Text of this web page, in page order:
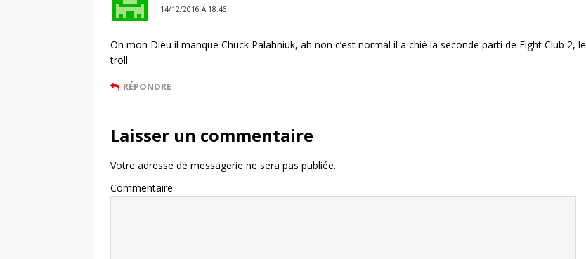
14/12/2016 Á 18:46
Oh mon Dieu il manque Chuck Palahniuk, ah non c’est normal il a chié la seconde parti de Fight Club 2, le
troll
RÉPONDRE
Laisser un commentaire
Votre adresse de messagerie ne sera pas publiée.
Commentaire